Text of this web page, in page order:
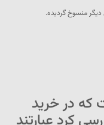
دیگر منسوخ گردیده.
که در خرید